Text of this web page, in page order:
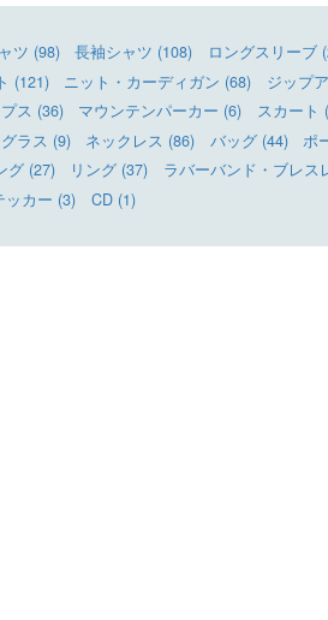
ツ (98) 長袖シャツ (108)
ロングスリーブ
(121) ニット・カーディガン (68)
ジップ
ス (36) マウンテンパーカー (6)
スカート
ラス (9) ネックレス (86) バッグ (44) ポ
グ (27) リング (37)
ラバーバンド・ブレス
ッカー (3)
CD (1)